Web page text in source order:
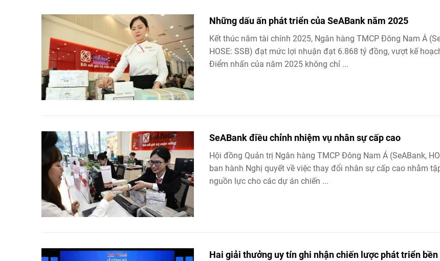
Những dấu ấn phát triển của SeABank năm 2025
Kết thúc năm tài chính 2025, Ngân hàng TMCP Đông Nam Á
HOSE: SSB) đạt mức lợi nhuận đạt 6.868 tỷ đồng, vượt kế
Điểm nhấn của năm 2025 không chỉ ...
SeABank điều chỉnh nhiệm vụ nhân sự cấp cao
Hội đồng Quản trị Ngân hàng TMCP Đông Nam Á (SeABank,
ban hành Nghị quyết về việc thay đổi nhân sự cấp cao nhằm
nguồn lực cho các dự án chiến ...
Hai giải thưởng uy tín ghi nhận chiến lược phát triển